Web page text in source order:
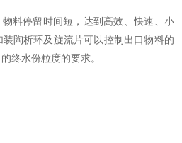
停留时间短，达到高效、快速、小
陶析环及旋流片可以控制出口物料的
终水份粒度的要求。